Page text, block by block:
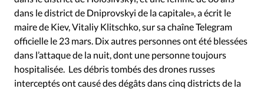
dans le district de Dniprovskyi de la capitale», a écrit le
maire de Kiev, Vitaliy Klitschko, sur sa chaîne Telegram
officielle le 23 mars. Dix autres personnes ont été blessées
dans l’attaque de la nuit, dont une personne toujours
hospitalisée. Les débris tombés des drones russes
interceptés ont causé des dégâts dans cinq districts de la